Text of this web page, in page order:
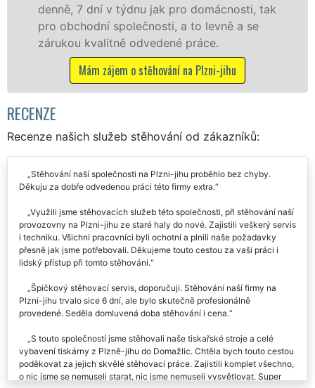
jak pro domácnosti, tak
a to levně a se
odvedené práce.
o stěhování na Plzni-jihu
celém okresu
franchisové sítě
Nabízíme
včetně víkendů a
Mám zájem o
RECENZE
Recenze našich služeb stěhování od zákazníků:
Stěhování naší společnosti na Plzni-jihu proběhlo bez chyby.
Využili jsme stěhovacích služeb této společnosti, při stěhování naší
provozovny na Plzni-jihu ze staré haly do nové. Zajistili veškerý servis
i techniku. Všichni pracovníci byli ochotní a plnili naše požadavky
přesně jak jsme potřebovali. Děkujeme touto cestou za vaši práci i
Špičkový stěhovací servis, doporučuji. Stěhování naší firmy na
Plzni-jihu trvalo sice 6 dní, ale bylo skutečně profesionálně
S touto společností jsme stěhovali naše tiskařské stroje a celé
vybavení tiskárny z Plzně-jihu do Domažlic. Chtěla bych touto cestou
poděkovat za jejich skvělé stěhovací práce. Zajistili komplet všechno,